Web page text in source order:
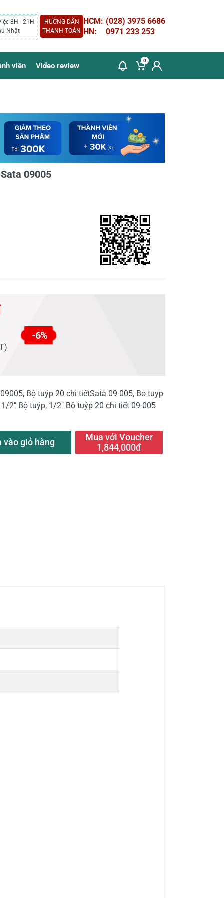
8H - 21H
Nhật
HƯỚNG DẪN
THANH TOÁN
HCM: (028) 3975 6686
HN:
0971 233 253
viên Video review
0
09005
-6%
Bộ tuýp 20 chi tiếtSata 09-005, Bo tuyp
2" Bộ tuýp, 1/2" Bộ tuýp 20 chi tiết 09-005
vào giỏ hàng
Mua với Voucher
1,844,000đ